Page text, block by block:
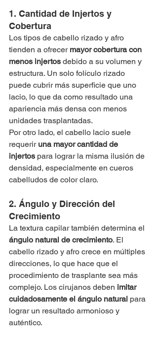
1. Cantidad de Injertos y
Cobertura
Los tipos de cabello rizado y afro
tienden a ofrecer mayor cobertura con
menos injertos debido a su volumen y
estructura. Un solo folículo rizado
puede cubrir más superficie que uno
lacio, lo que da como resultado una
apariencia más densa con menos
unidades trasplantadas.
Por otro lado, el cabello lacio suele
requerir una mayor cantidad de
injertos para lograr la misma ilusión de
densidad, especialmente en cueros
cabelludos de color claro.
2. Ángulo y Dirección del
Crecimiento
La textura capilar también determina el
ángulo natural de crecimiento. El
cabello rizado y afro crece en múltiples
direcciones, lo que hace que el
procedimiento de trasplante sea más
complejo. Los cirujanos deben imitar
cuidadosamente el ángulo natural para
lograr un resultado armonioso y
auténtico.